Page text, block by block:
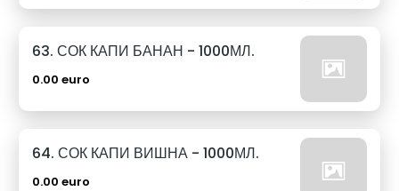
63. СОК КАПИ БАНАН - 1000МЛ.
0.00 euro
64. СОК КАПИ ВИШНА - 1000МЛ.
0.00 euro